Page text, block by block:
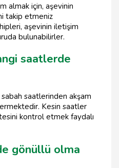
almak için, aşevinin
takip etmeniz
aşevinin iletişim
bulunabilirler.
saatlerde
saatlerinden akşam
Kesin saatler
kontrol etmek faydalı
gönüllü olma